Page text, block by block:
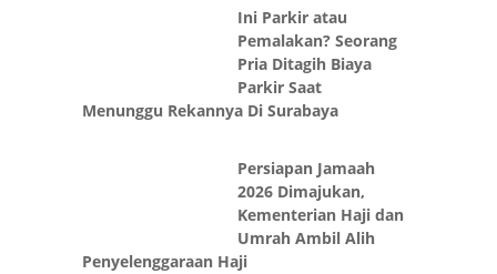
Ini Parkir atau
Pemalakan? Seorang
Pria Ditagih Biaya
Parkir Saat
Menunggu Rekannya Di Surabaya
Persiapan Jamaah
2026 Dimajukan,
Kementerian Haji dan
Umrah Ambil Alih
Penyelenggaraan Haji